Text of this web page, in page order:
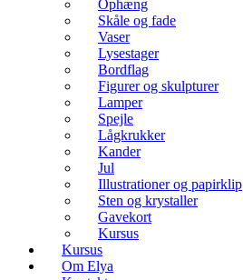
Ophæng
Skåle og fade
Vaser
Lysestager
Bordflag
Figurer og skulpturer
Lamper
Spejle
Lågkrukker
Kander
Jul
Illustrationer og papirklip
Sten og krystaller
Gavekort
Kursus
Kursus
Om Elya